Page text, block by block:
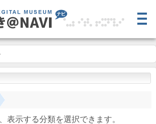
表示する分類を選択できます。